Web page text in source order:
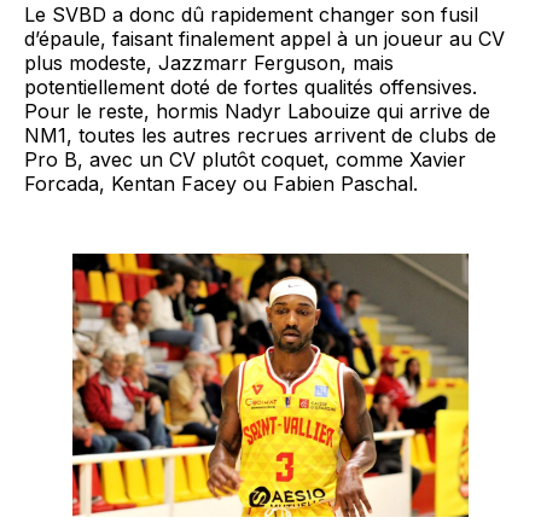
Le SVBD a donc dû rapidement changer son fusil
d’épaule, faisant finalement appel à un joueur au CV
plus modeste, Jazzmarr Ferguson, mais
potentiellement doté de fortes qualités offensives.
Pour le reste, hormis Nadyr Labouize qui arrive de
NM1, toutes les autres recrues arrivent de clubs de
Pro B, avec un CV plutôt coquet, comme Xavier
Forcada, Kentan Facey ou Fabien Paschal.